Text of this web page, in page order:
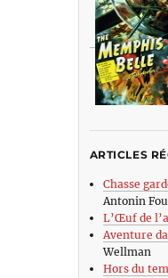
ARTICLES
Chasse
Antonin
L’Œuf de
Aventure
Wellman
Hors du